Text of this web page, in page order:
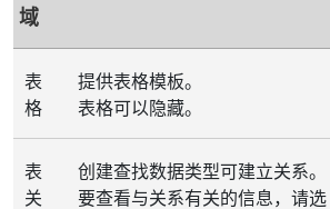
域
表
格
提供表格模板。
表格可以隐藏。
表
关
创建查找数据类型可建立关系。
要查看与关系有关的信息，请选